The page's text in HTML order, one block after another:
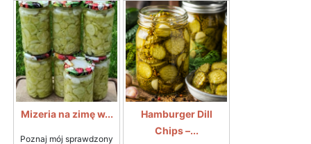
Mizeria na zimę w...
Poznaj mój sprawdzony
Hamburger Dill
Chips –...